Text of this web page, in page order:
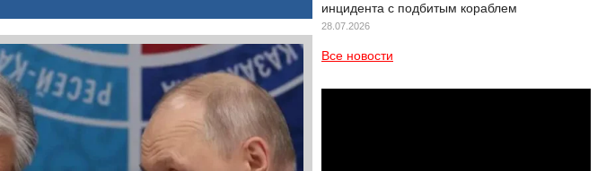
инцидента с подбитым кораблем
28.07.2026
Все новости